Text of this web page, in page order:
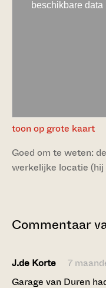
toon op grote kaart
Goed om te weten:
werkelijke locatie
Commentaar
J.de Korte
7
Garage van Duren